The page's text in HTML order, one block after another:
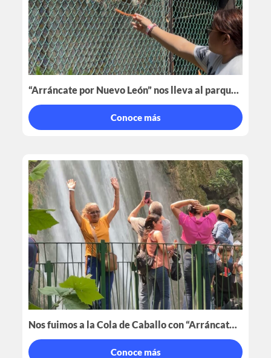
“Arráncate por Nuevo León” nos lleva al parque Faisanes
Conoce más
Nos fuimos a la Cola de Caballo con “Arráncate por Nuevo León”
Conoce más